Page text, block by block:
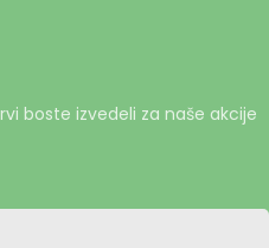
boste izvedeli za naše akcije